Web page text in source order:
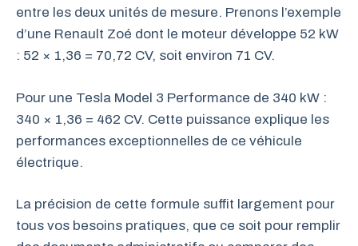
entre les deux unités de mesure. Prenons l’exemple
d’une Renault Zoé dont le moteur développe 52 kW
: 52 × 1,36 = 70,72 CV, soit environ 71 CV.
Pour une Tesla Model 3 Performance de 340 kW :
340 × 1,36 = 462 CV. Cette puissance explique les
performances exceptionnelles de ce véhicule
électrique.
La précision de cette formule suffit largement pour
tous vos besoins pratiques, que ce soit pour remplir